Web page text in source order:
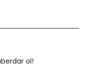
ol!